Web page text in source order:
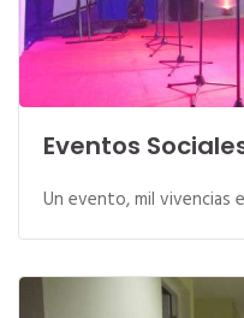
Eventos
Un evento, mil vivencias